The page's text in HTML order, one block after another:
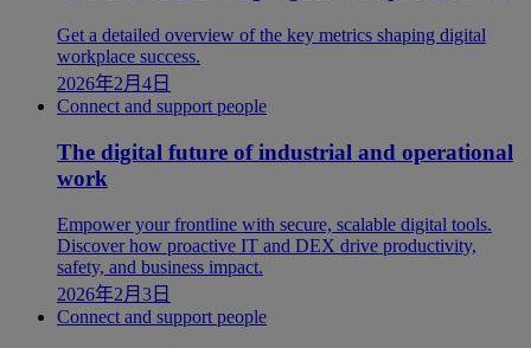
Get a detailed overview of the key metrics shaping digital
workplace success.
2026年2月4日
Connect and support people
The digital future of industrial and operational
work
Empower your frontline with secure, scalable digital tools.
Discover how proactive IT and DEX drive productivity,
safety, and business impact.
2026年2月3日
Connect and support people